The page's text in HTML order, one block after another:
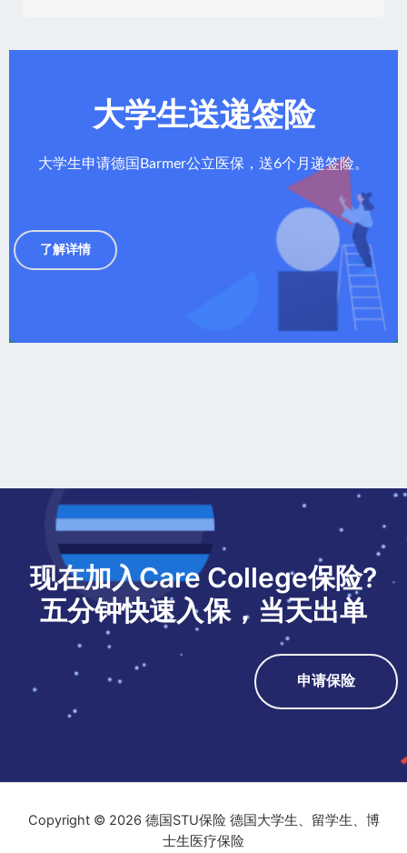
大学生送递签险
大学生申请德国Barmer公立医保，送6个月递签险。
了解详情
现在加入Care College保险?
五分钟快速入保，当天出单
申请保险
Copyright © 2026 德国STU保险 德国大学生、留学生、博
士生医疗保险